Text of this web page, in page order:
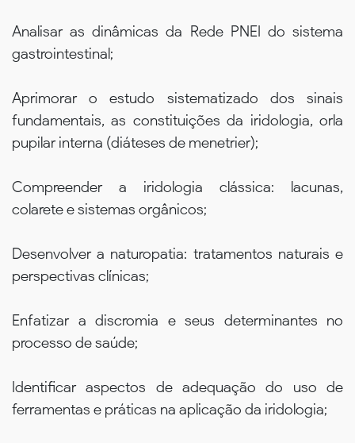
Analisar as dinâmicas da Rede PNEI do sistema
gastrointestinal;
Aprimorar o estudo sistematizado dos sinais
fundamentais, as constituições da iridologia, orla
pupilar interna (diáteses de menetrier);
Compreender a iridologia clássica: lacunas,
colarete e sistemas orgânicos;
Desenvolver a naturopatia: tratamentos naturais e
perspectivas clínicas;
Enfatizar a discromia e seus determinantes no
processo de saúde;
Identificar aspectos de adequação do uso de
ferramentas e práticas na aplicação da iridologia;